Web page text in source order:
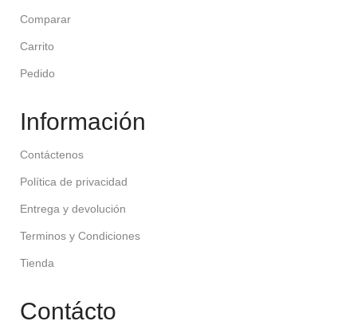
Comparar
Carrito
Pedido
Información
Contáctenos
Política de privacidad
Entrega y devolución
Terminos y Condiciones
Tienda
Contácto